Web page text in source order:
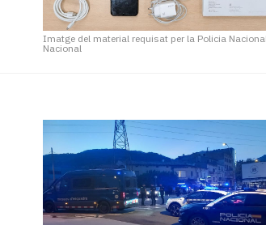
Imatge del material requisat per la Policia
Nacional